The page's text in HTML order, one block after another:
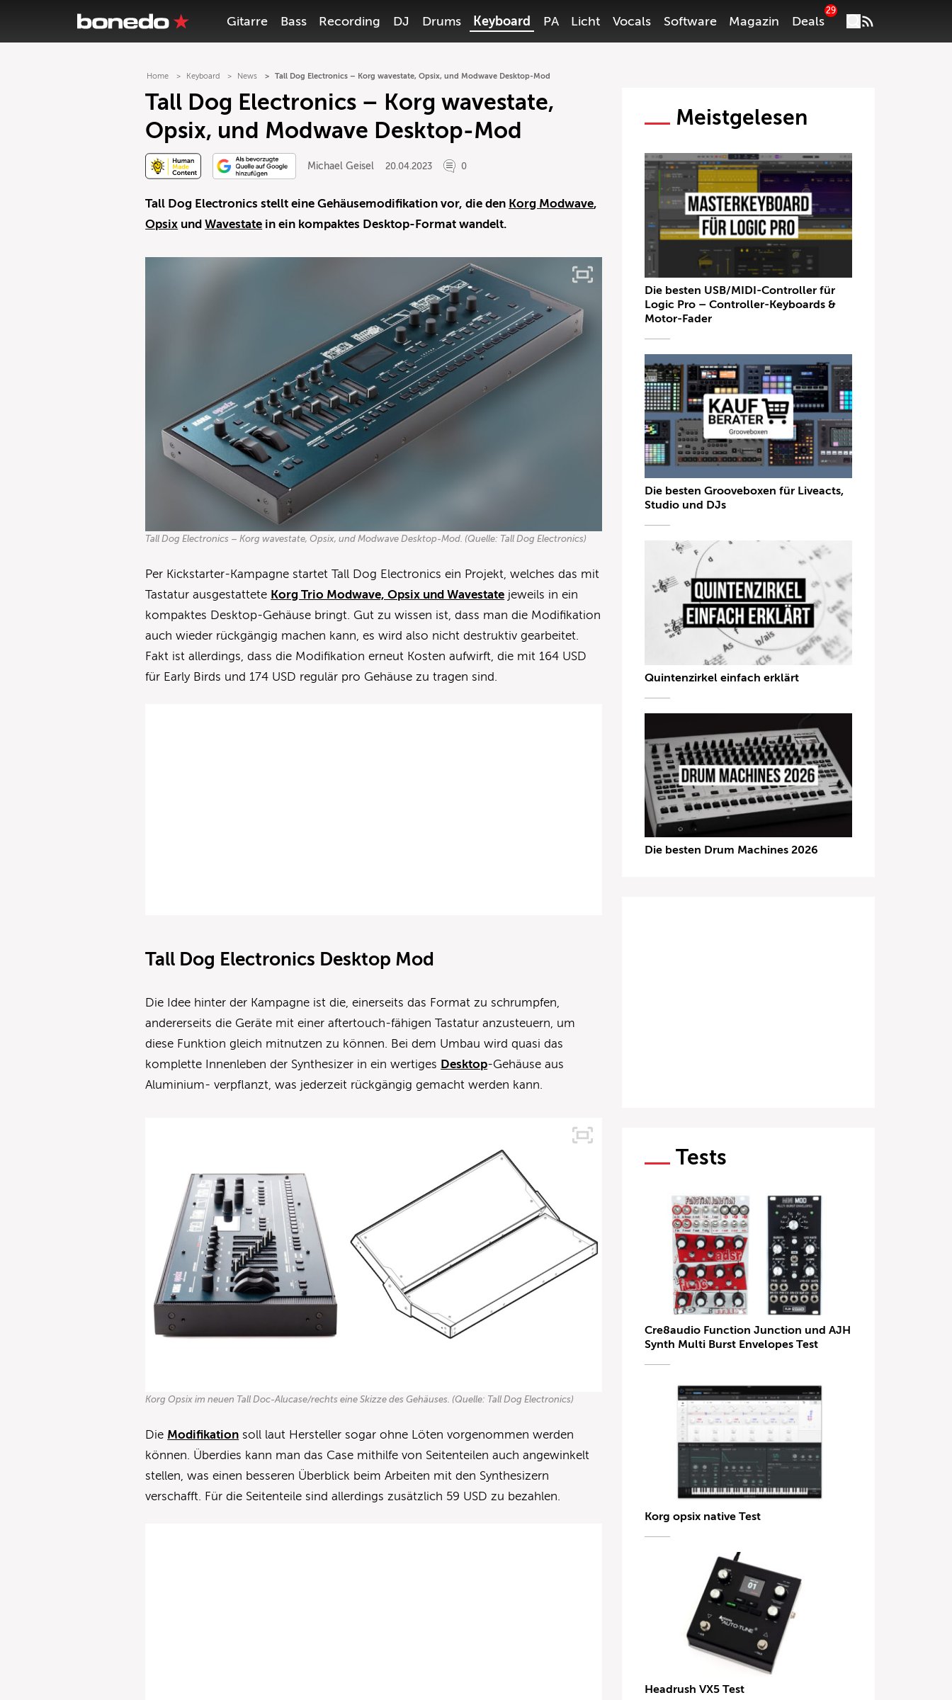
Gitarre Bass Recording DJ Drums Keyboard PA Licht Vocals Software Magazin Deals
29
Home Keyboard News Tall Dog Electronics – Korg wavestate, Opsix, und Modwave Desktop-Mod
Tall Dog Electronics – Korg wavestate,
Opsix, und Modwave Desktop-Mod
Michael Geisel 20.04.2023 0
Tall Dog Electronics stellt eine Gehäusemodifikation vor, die den Korg Modwave,
Opsix undWavestate in ein kompaktes Desktop-Format wandelt.
Tall Dog Electronics – Korg wavestate, Opsix, und Modwave Desktop-Mod. (Quelle: Tall Dog Electronics)
Per Kickstarter-Kampagne startet Tall Dog Electronics ein Projekt, welches das mit
Tastatur ausgestattete Korg Trio Modwave, Opsix und Wavestate jeweils in ein
kompaktes Desktop-Gehäuse bringt. Gut zu wissen ist, dass man die Modifikation
auch wieder rückgängig machen kann, es wird also nicht destruktiv gearbeitet.
Fakt ist allerdings, dass die Modifikation erneut Kosten aufwirft, die mit 164 USD
für Early Birds und 174 USD regulär pro Gehäuse zu tragen sind.
Tall Dog Electronics Desktop Mod
Die Idee hinter der Kampagne ist die, einerseits das Format zu schrumpfen,
andererseits die Geräte mit einer aftertouch-fähigen Tastatur anzusteuern, um
diese Funktion gleich mitnutzen zu können. Bei dem Umbau wird quasi das
komplette Innenleben der Synthesizer in ein wertiges Desktop-Gehäuse aus
Aluminium- verpflanzt, was jederzeit rückgängig gemacht werden kann.
Korg Opsix im neuen Tall Doc-Alucase/rechts eine Skizze des Gehäuses. (Quelle: Tall Dog Electronics)
Die Modifikation soll laut Hersteller sogar ohne Löten vorgenommen werden
können. Überdies kann man das Case mithilfe von Seitenteilen auch angewinkelt
stellen, was einen besseren Überblick beim Arbeiten mit den Synthesizern
verschafft. Für die Seitenteile sind allerdings zusätzlich 59 USD zu bezahlen.
Meistgelesen
Die besten USB/MIDI-Controller für
Logic Pro – Controller-Keyboards &
Motor-Fader
Die besten Grooveboxen für Liveacts,
Studio und DJs
Quintenzirkel einfach erklärt
Die besten Drum Machines 2026
Tests
Cre8audio Function Junction und AJH
Synth Multi Burst Envelopes Test
Korg opsix native Test
Headrush VX5 Test